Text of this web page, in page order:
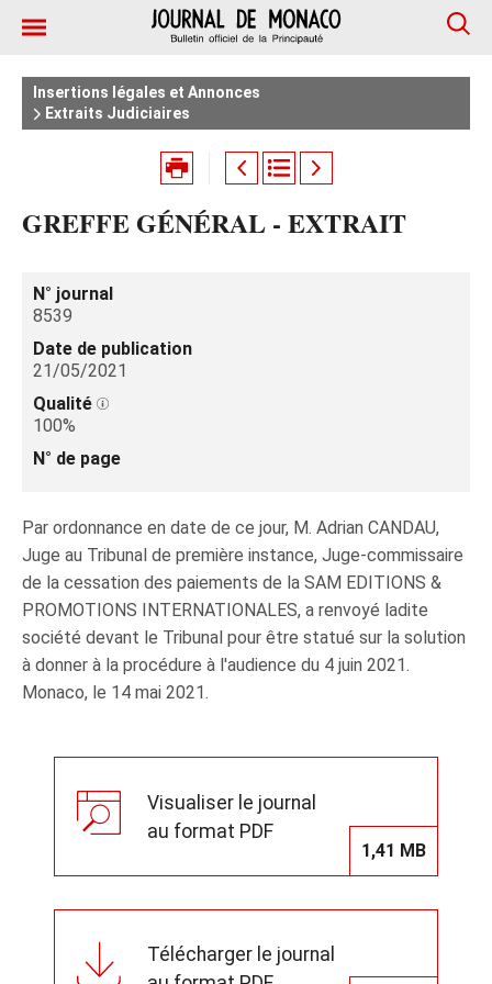
Insertions légales et Annonces
Extraits Judiciaires
GREFFE GÉNÉRAL - EXTRAIT
N° journal
8539
Date de publication
21/05/2021
Qualité
100%
N° de page
Par ordonnance en date de ce jour, M. Adrian CANDAU,
Juge au Tribunal de première instance, Juge-commissaire
de la cessation des paiements de la SAM EDITIONS &
PROMOTIONS INTERNATIONALES, a renvoyé ladite
société devant le Tribunal pour être statué sur la solution
à donner à la procédure à l'audience du 4 juin 2021.
Monaco, le 14 mai 2021.
Visualiser le journal
au format PDF
1,41 MB
Télécharger le journal